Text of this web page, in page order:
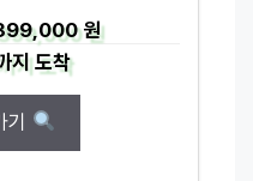
원
지도착
기